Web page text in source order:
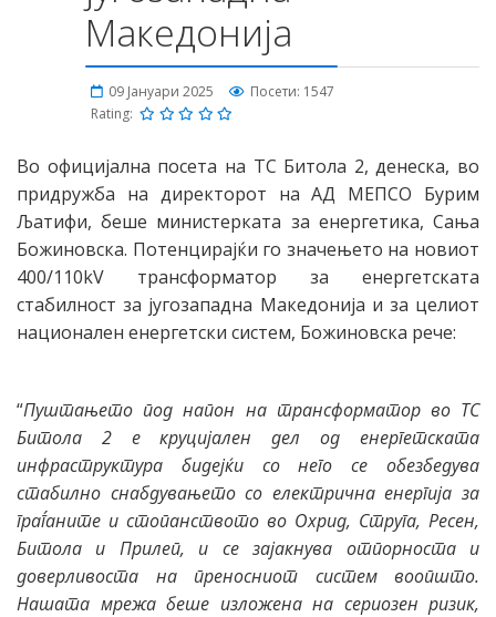
Македонија
09 Јануари 2025
Посети: 1547
Rating:
Во официјална посета на ТС Битола 2, денеска, во
придружба на директорот на АД МЕПСО Бурим
Љатифи, беше министерката за енергетика, Сања
Божиновска. Потенцирајќи го значењето на новиот
400/110kV трансформатор за енергетската
стабилност за југозападна Македонија и за целиот
национален енергетски систем, Божиновска рече:
“Пуштањето под напон на трансформатор во ТС
Битола 2 е круцијален дел од енергетската
инфраструктура бидејќи со него се обезбедува
стабилно снабдувањето со електрична енергија за
граѓаните и стопанството во Охрид, Струга, Ресен,
Битола и Прилеп, и се зајакнува отпорноста и
доверливоста на преносниот систем воопшто.
Нашата мрежа беше изложена на сериозен ризик,